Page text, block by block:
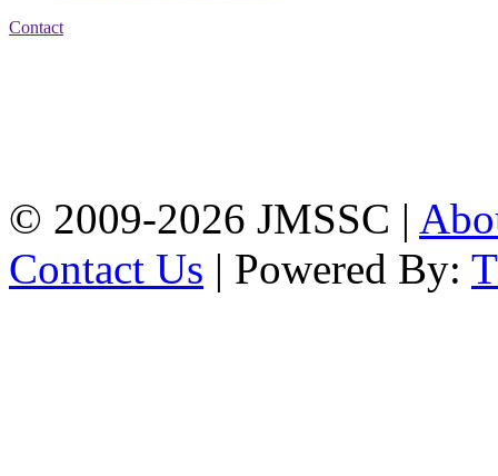
Contact
© 2009-2026 JMSSC |
Contact Us | Powered By: